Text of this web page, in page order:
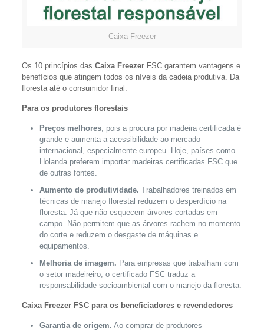
Caixa Freezer
Os 10 princípios das Caixa FreezerFSC garantem vantagens e
benefícios que atingem todos os níveis da cadeia produtiva. Da
floresta até o consumidor final.
Para os produtores florestais
Preços melhores, pois a procura por madeira certificada é
grande e aumenta a acessibilidade ao mercado
internacional, especialmente europeu. Hoje, países como
Holanda preferem importar madeiras certificadas FSC que
de outras fontes.
Aumento de produtividade. Trabalhadores treinados em
técnicas de manejo florestal reduzem o desperdício na
floresta. Já que não esquecem árvores cortadas em
campo. Não permitem que as árvores rachem no momento
do corte e reduzem o desgaste de máquinas e
equipamentos.
Melhoria de imagem. Para empresas que trabalham com
o setor madeireiro, o certificado FSC traduz a
responsabilidade socioambiental com o manejo da floresta.
Caixa Freezer FSC para os beneficiadores e revendedores
Garantia de origem. Ao comprar de produtores